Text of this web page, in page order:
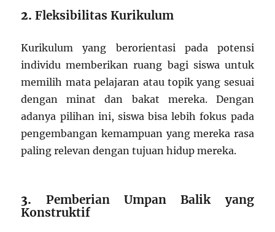
2.Fleksibilitas Kurikulum
Kurikulum yang berorientasi pada potensi
individu memberikan ruang bagi siswa untuk
memilih mata pelajaran atau topik yang sesuai
dengan minat dan bakat mereka. Dengan
adanya pilihan ini, siswa bisa lebih fokus pada
pengembangan kemampuan yang mereka rasa
paling relevan dengan tujuan hidup mereka.
3. Pemberian Umpan Balik yang
Konstruktif